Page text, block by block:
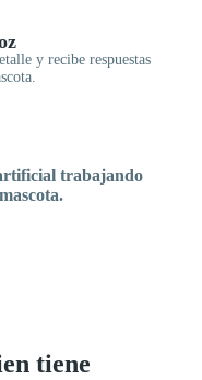
y recibe respuestas
trabajando
tiene